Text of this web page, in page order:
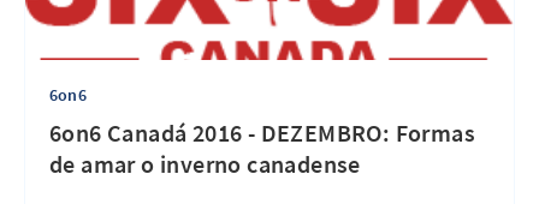
6on6
6on6 Canadá 2016 - DEZEMBRO: Formas
de amar o inverno canadense